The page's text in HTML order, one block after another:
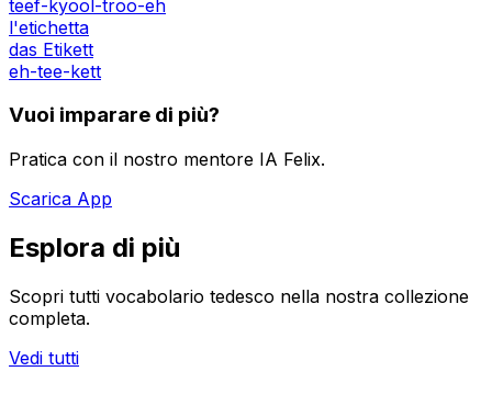
teef-kyool-troo-eh
l'etichetta
das Etikett
eh-tee-kett
Vuoi imparare di più?
Pratica con il nostro mentore IA Felix.
Scarica App
Esplora di più
Scopri tutti vocabolario tedesco nella nostra collezione
completa.
Vedi tutti